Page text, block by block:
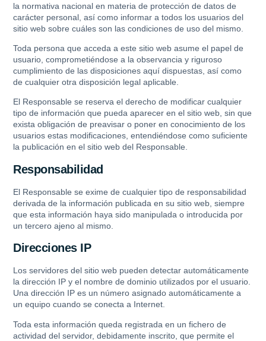
la normativa nacional en materia de protección de datos de
carácter personal, así como informar a todos los usuarios del
sitio web sobre cuáles son las condiciones de uso del mismo.
Toda persona que acceda a este sitio web asume el papel de
usuario, comprometiéndose a la observancia y riguroso
cumplimiento de las disposiciones aquí dispuestas, así como
de cualquier otra disposición legal aplicable.
El Responsable se reserva el derecho de modificar cualquier
tipo de información que pueda aparecer en el sitio web, sin que
exista obligación de preavisar o poner en conocimiento de los
usuarios estas modificaciones, entendiéndose como suficiente
la publicación en el sitio web del Responsable.
Responsabilidad
El Responsable se exime de cualquier tipo de responsabilidad
derivada de la información publicada en su sitio web, siempre
que esta información haya sido manipulada o introducida por
un tercero ajeno al mismo.
Direcciones IP
Los servidores del sitio web pueden detectar automáticamente
la dirección IP y el nombre de dominio utilizados por el usuario.
Una dirección IP es un número asignado automáticamente a
un equipo cuando se conecta a Internet.
Toda esta información queda registrada en un fichero de
actividad del servidor, debidamente inscrito, que permite el